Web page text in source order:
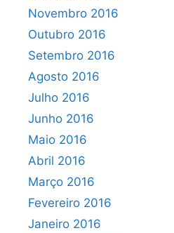
Novembro 2016
Outubro 2016
Setembro 2016
Agosto 2016
Julho 2016
Junho 2016
Maio 2016
Abril 2016
Março 2016
Fevereiro 2016
Janeiro 2016